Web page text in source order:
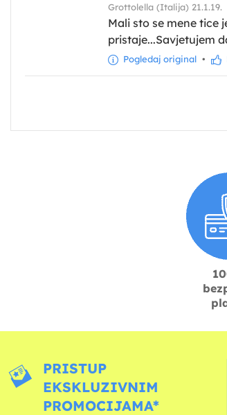
Grottolella (Italija) 21.1.19.
Mali sto se mene tice
pristaje...Savjetujem
Pogledaj original •
PRISTUP
EKSKLUZIVNIM
PROMOCIJAMA*